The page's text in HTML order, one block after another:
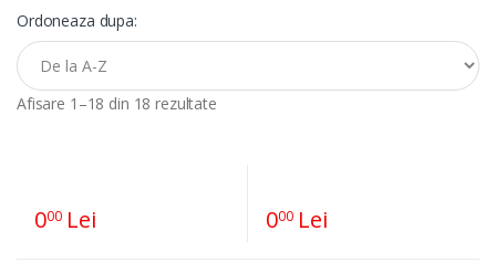
Instrumente muzicale
Electrice , surse de alimentare si
iluminat
Cabluri
Ordoneaza dupa:
Afisare 1–18 din 18 rezultate
000Lei 000Lei